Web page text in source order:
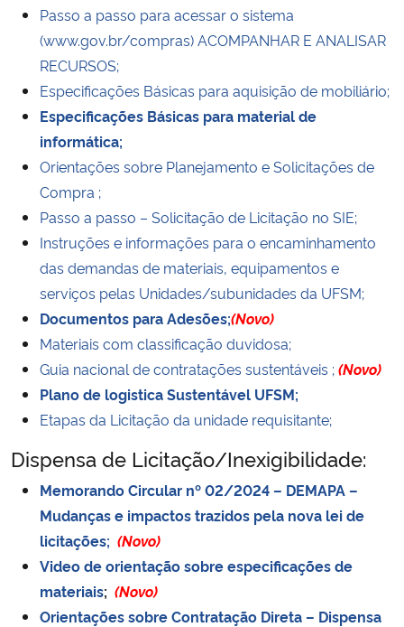
PlanaltoPasso a passo para acessar o sistema
(www.gov.br/compras) ACOMPANHAR E ANALISAR
RECURSOS;
Especificações Básicas para aquisição de mobiliário;
Especificações Básicas para material de
informática;
Orientações sobre Planejamento e Solicitações de
Compra ;
Passo a passo – Solicitação de Licitação no SIE;
Instruções e informações para o encaminhamento
das demandas de materiais, equipamentos e
serviços pelas Unidades/subunidades da UFSM;
Documentos para Adesões;(Novo)
Materiais com classificação duvidosa;
Guia nacional de contratações sustentáveis ;(Novo)
Plano de logistica Sustentável UFSM;
Etapas da Licitação da unidade requisitante;
Dispensa de Licitação/Inexigibilidade:
Memorando Circular nº 02/2024 – DEMAPA –
Mudanças e impactos trazidos pela nova lei de
licitações; (Novo)
Video de orientação sobre especificações de
materiais; (Novo)
Orientações sobre Contratação Direta – Dispensa